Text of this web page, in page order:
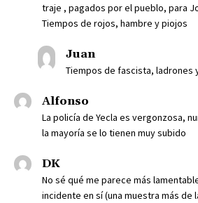
traje , pagados por el pueblo, para
Tiempos de rojos, hambre y piojos
Juan
Tiempos de fascista, ladrones
Alfonso
La policía de Yecla es vergonzosa,
la mayoría se lo tienen muy subido
DK
No sé qué me parece más
incidente en sí (una muestra más de